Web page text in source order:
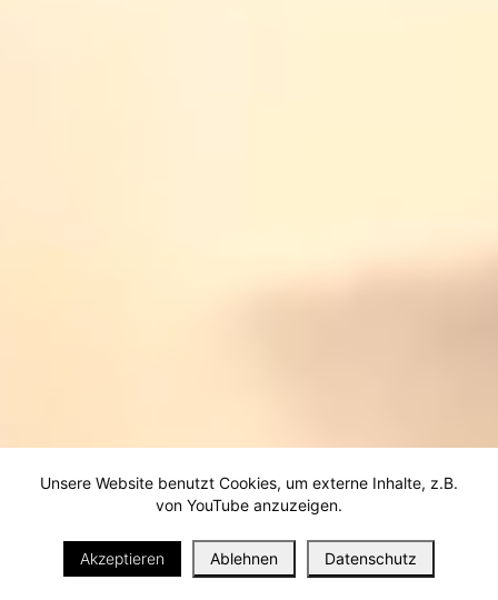
i
Unsere Website benutzt Cookies, um externe Inhalte, z.B.
von YouTube anzuzeigen.
Akzeptieren Ablehnen Datenschutz